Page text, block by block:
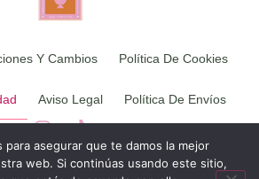
Y Cambios Política De Cookies
Aviso Legal Política De Envíos
para asegurar que te damos la mejor
web. Si continúas usando este sitio,